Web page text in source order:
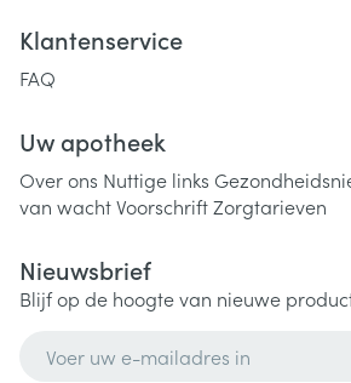
Klantenservice
FAQ
Uw apotheek
Over ons Nuttige links
van wachtVoorschriftZorgtarieven
Nieuwsbrief
Blijf op de hoogte van nieuwe